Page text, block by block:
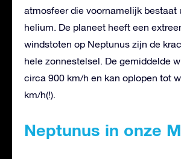
atmosfeer die voornamelijk bestaat
helium. De planeet heeft een
windstoten op Neptunus zijn de
hele zonnestelsel. De gemiddelde
circa 900 km/h en kan oplopen tot
km/h(!).
Neptunus in onze